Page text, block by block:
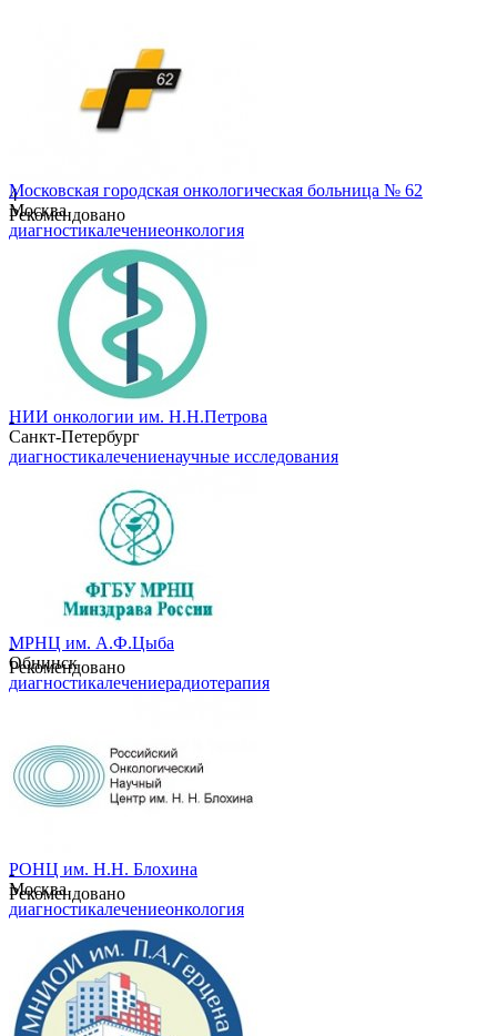
4
Рекомендовано
Московская городская онкологическая больница № 62
Москва
диагностикалечениеонкология
-
НИИ онкологии им. Н.Н.Петрова
Санкт-Петербург
диагностикалечениенаучные исследования
-
Рекомендовано
МРНЦ им. А.Ф.Цыба
Обнинск
диагностикалечениерадиотерапия
-
Рекомендовано
РОНЦ им. Н.Н. Блохина
Москва
диагностикалечениеонкология